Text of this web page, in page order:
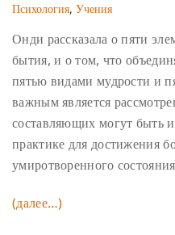
Психология, Учения
Онди рассказала о пяти
бытия, и о том, что
пятью видами мудрости и
важным является
составляющих могут быть
практике для достижения
умиротворенного
(далее…)